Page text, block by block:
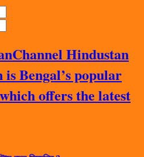
Channel Hindustan
Bengal’s popular
offers the latest